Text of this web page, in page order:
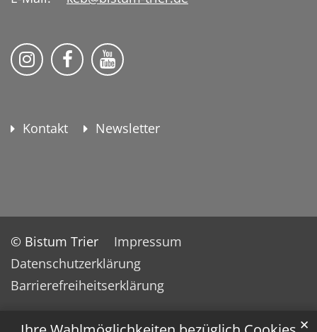
✕
KEB Bildung Leben auf Instagram
KEB Bildung Leben auf Facebook
KEB Bildung Leben auf
Kontakt Newsletter
© Bistum Trier
Impressum
Datenschutzerklärung
Barrierefreiheitserklärung